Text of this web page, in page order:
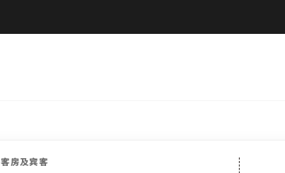
客房及宾客
酒店视图 活动和会议